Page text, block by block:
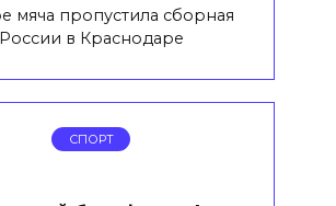
мяча пропустила сборная
России в Краснодаре
СПОРТ